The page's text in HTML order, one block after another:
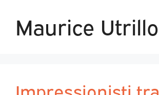
Maurice Utrillo